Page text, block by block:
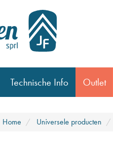
Technische Info Outlet
Home Universele producten